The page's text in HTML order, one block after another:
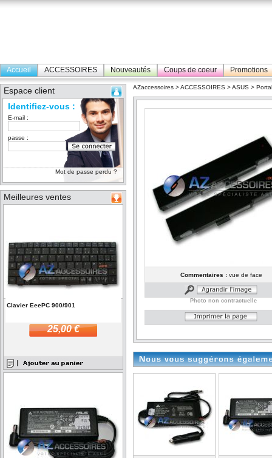
Accueil ACCESSOIRES Nouveautés Coups de coeur Promotions
Espace client
Identifiez-vous :
E-mail :
passe :
Mot de passe perdu ?
Meilleures ventes
Clavier EeePC 900/901
25,00 €
AZaccessoires >ACCESSOIRES >ASUS >
Commentaires :vue de face
Photo non contractuelle